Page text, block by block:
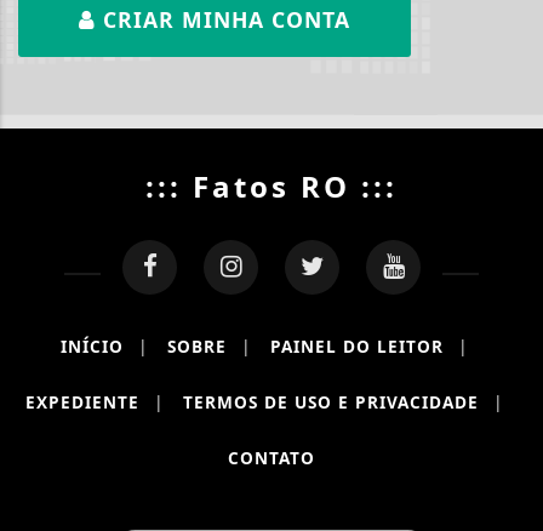
CRIAR MINHA CONTA
::: Fatos RO :::
INÍCIO | SOBRE | PAINEL DO LEITOR |
EXPEDIENTE | TERMOS DE USO E PRIVACIDADE |
CONTATO